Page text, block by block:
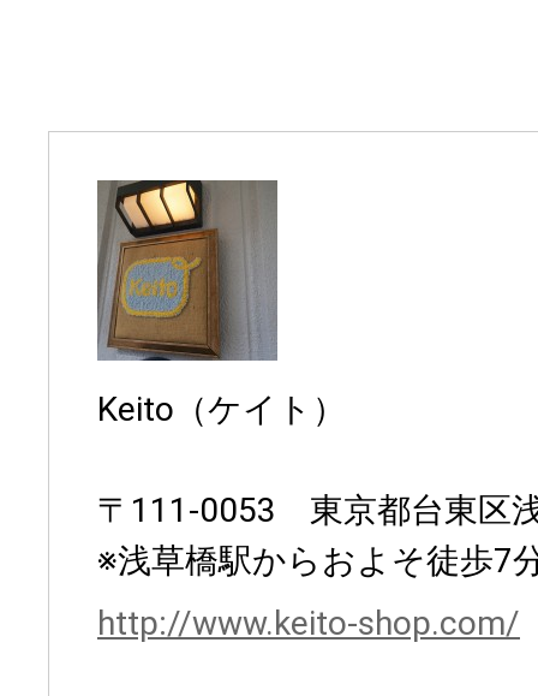
Keito（ケイト）
〒111-0053 東京都台東区
※浅草橋駅からおよそ徒歩7
http://www.keito-shop.com/